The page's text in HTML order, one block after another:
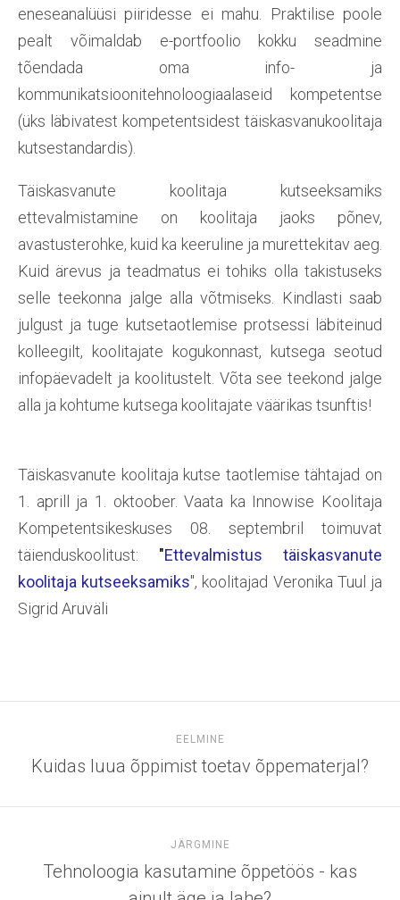
eneseanalüüsi piiridesse ei mahu. Praktilise poole
pealt võimaldab e-portfoolio kokku seadmine
tõendada oma info- ja
kommunikatsioonitehnoloogiaalaseid kompetentse
(üks läbivatest kompetentsidest täiskasvanukoolitaja
kutsestandardis).
Täiskasvanute koolitaja kutseeksamiks
ettevalmistamine on koolitaja jaoks põnev,
avastusterohke, kuid ka keeruline ja murettekitav aeg.
Kuid ärevus ja teadmatus ei tohiks olla takistuseks
selle teekonna jalge alla võtmiseks. Kindlasti saab
julgust ja tuge kutsetaotlemise protsessi läbiteinud
kolleegilt, koolitajate kogukonnast, kutsega seotud
infopäevadelt ja koolitustelt. Võta see teekond jalge
alla ja kohtume kutsega koolitajate väärikas tsunftis!
Täiskasvanute koolitaja kutse taotlemise tähtajad on
1. aprill ja 1. oktoober. Vaata ka Innowise Koolitaja
Kompetentsikeskuses 08. septembril toimuvat
täienduskoolitust: "Ettevalmistus täiskasvanute
koolitaja kutseeksamiks", koolitajad Veronika Tuul ja
Sigrid Aruväli
EELMINE
Kuidas luua õppimist toetav õppematerjal?
JÄRGMINE
Tehnoloogia kasutamine õppetöös - kas